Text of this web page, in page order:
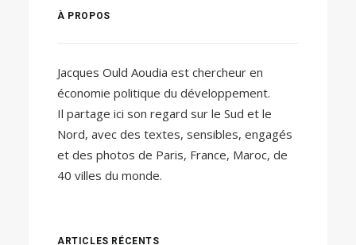
À PROPOS
Jacques Ould Aoudia est chercheur en
économie politique du développement.
Il partage ici son regard sur le Sud et le
Nord, avec des textes, sensibles, engagés
et des photos de Paris, France, Maroc, de
40 villes du monde.
ARTICLES RÉCENTS